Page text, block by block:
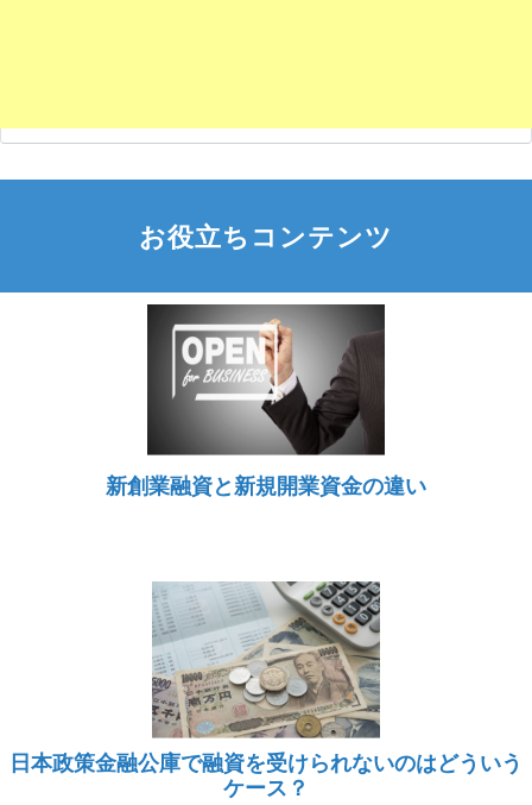
お役立ちコンテンツ
新創業融資と新規開業資金の違い
日本政策金融公庫で融資を受けられないのはどういう
ケース？